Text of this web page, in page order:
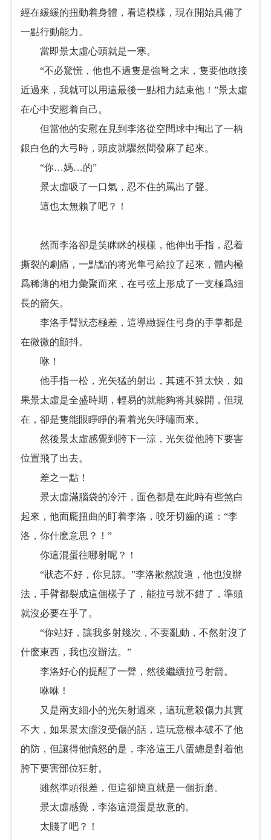
經在緩緩的扭動着身體，看這模樣，現在開始具備了
一點行動能力。
當即景太虛心頭就是一寒。
“不必驚慌，他也不過隻是強弩之末，隻要他敢接
近過來，我就可以用這最後一點相力結束他！”景太虛
在心中安慰着自己。
但當他的安慰在見到李洛從空間球中掏出了一柄
銀白色的大弓時，頭皮就驟然間發麻了起來。
“你…媽…的”
景太虛吸了一口氣，忍不住的罵出了聲。
這也太無賴了吧？！
然而李洛卻是笑眯眯的模樣，他伸出手指，忍着
撕裂的劇痛，一點點的将光隼弓給拉了起來，體内極
爲稀薄的相力彙聚而來，在弓弦上形成了一支極爲細
長的箭矢。
李洛手臂狀态極差，這導緻握住弓身的手掌都是
在微微的顫抖。
咻！
他手指一松，光矢猛的射出，其速不算太快，如
果景太虛是全盛時期，輕易的就能夠将其躲開，但現
在，卻是隻能眼睜睜的看着光矢呼嘯而來。
然後景太虛感覺到胯下一涼，光矢從他胯下要害
位置飛了出去。
差之一點！
景太虛滿腦袋的冷汗，面色都是在此時有些煞白
起來，他面龐扭曲的盯着李洛，咬牙切齒的道：“李
洛，你什麽意思？！”
你這混蛋往哪射呢？！
“狀态不好，你見諒。”李洛歉然說道，他也沒辦
法，手臂都裂成這個樣子了，能拉弓就不錯了，準頭
就沒必要在乎了。
“你站好，讓我多射幾次，不要亂動，不然射沒了
什麽東西，我也沒辦法。”
李洛好心的提醒了一聲，然後繼續拉弓射箭。
咻咻！
又是兩支細小的光矢射過來，這玩意殺傷力其實
不大，如果景太虛沒受傷的話，這玩意根本破不了他
的防，但讓得他憤怒的是，李洛這王八蛋總是對着他
胯下要害部位狂射。
雖然準頭很差，但這卻簡直就是一個折磨。
景太虛感覺，李洛這混蛋是故意的。
太賤了吧？！